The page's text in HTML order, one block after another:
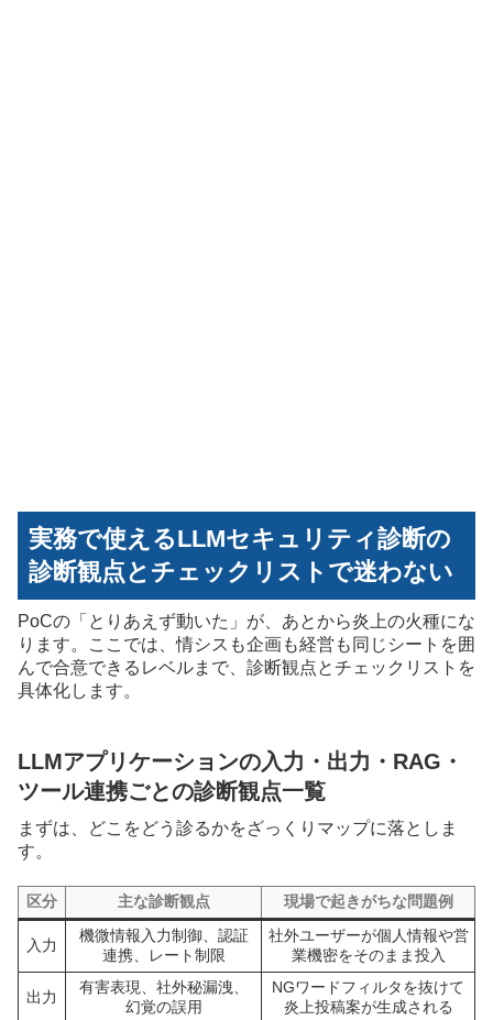
実務で使えるLLMセキュリティ診断の
診断観点とチェックリストで迷わない
PoCの「とりあえず動いた」が、あとから炎上の火種にな
ります。ここでは、情シスも企画も経営も同じシートを囲
んで合意できるレベルまで、診断観点とチェックリストを
具体化します。
LLMアプリケーションの入力・出力・RAG・
ツール連携ごとの診断観点一覧
まずは、どこをどう診るかをざっくりマップに落としま
す。
区分 主な診断観点 現場で起きがちな問題例
入力
機微情報入力制御、認証
連携、レート制限
社外ユーザーが個人情報や営
業機密をそのまま投入
出力
有害表現、社外秘漏洩、
幻覚の誤用
NGワードフィルタを抜けて
炎上投稿案が生成される